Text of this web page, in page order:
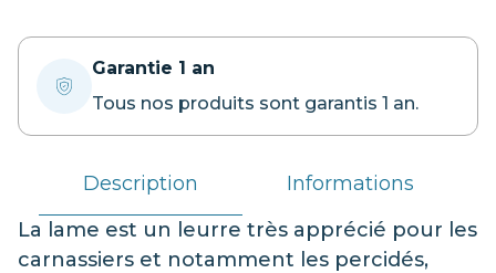
Garantie 1 an
Tous nos produits sont garantis 1 an.
Description
Informations
La lame est un leurre très apprécié pour les
carnassiers et notamment les percidés,